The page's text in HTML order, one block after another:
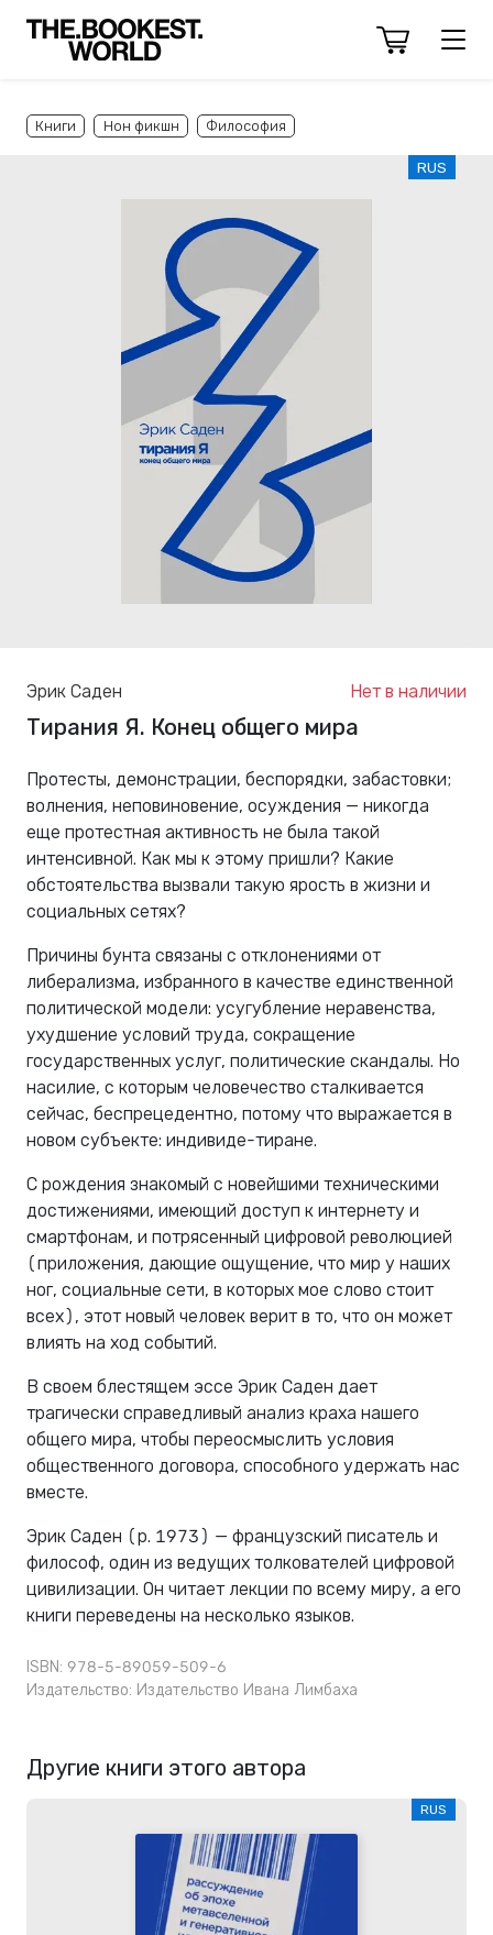
Книги Нон фикшн Философия
RUS
Эрик Саден Нет в наличии
Тирания Я. Конец общего мира
Протесты, демонстрации, беспорядки, забастовки;
волнения, неповиновение, осуждения — никогда
еще протестная активность не была такой
интенсивной. Как мы к этому пришли? Какие
обстоятельства вызвали такую ярость в жизни и
социальных сетях?
Причины бунта связаны с отклонениями от
либерализма, избранного в качестве единственной
политической модели: усугубление неравенства,
ухудшение условий труда, сокращение
государственных услуг, политические скандалы. Но
насилие, с которым человечество сталкивается
сейчас, беспрецедентно, потому что выражается в
новом субъекте: индивиде-тиране.
С рождения знакомый с новейшими техническими
достижениями, имеющий доступ к интернету и
смартфонам, и потрясенный цифровой революцией
(приложения, дающие ощущение, что мир у наших
ног, социальные сети, в которых мое слово стоит
всех), этот новый человек верит в то, что он может
влиять на ход событий.
В своем блестящем эссе Эрик Саден дает
трагически справедливый анализ краха нашего
общего мира, чтобы переосмыслить условия
общественного договора, способного удержать нас
вместе.
Эрик Саден (р. 1973) — французский писатель и
философ, один из ведущих толкователей цифровой
цивилизации. Он читает лекции по всему миру, а его
книги переведены на несколько языков.
ISBN: 978-5-89059-509-6
Издательство: Издательство Ивана Лимбаха
Другие книги этого автора
RUS